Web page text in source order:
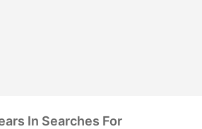
In Searches For